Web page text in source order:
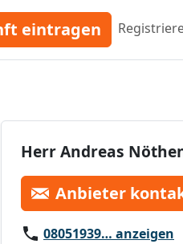
eintragen
Herr Andreas
Anbieter
08051939… anzeigen